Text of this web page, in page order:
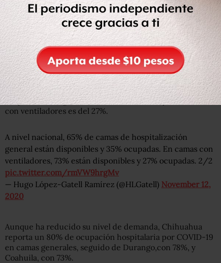
En el mismo periodo, se incrementaron 4% las
recuperaciones de COVID-19, para un total de 731 mil 468
personas que superaron la enfermedad.
A nivel nacional, hay una ocupación de camas de
hospitalización general del 35%, mientras que en camas
con ventiladores es del 27%.
A nivel nacional, 65% de camas de hospitalización
general están disponibles y 35% ocupadas. En camas con
ventiladores, 73% están disponibles y 27% ocupadas. 2/2
pic.twitter.com/rmVW9hrgMv
— Hugo López-Gatell Ramírez (@HLGatell) November 12,
2020
Aunque ha reducido su nivel de demanda, Chihuahua
reporta un 80% de ocupación hospitalaria por COVID-19
en camas generales, seguido de Durango,con 78%, y
Coahuila, con 73%.